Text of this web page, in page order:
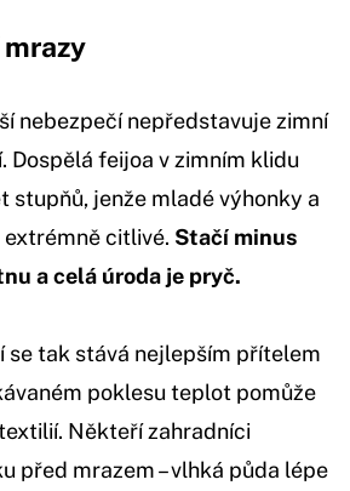
nebezpečí nepředstavuje zimní
Dospělá feijoa v zimním klidu
stupňů, jenže mladé výhonky a
citlivé. Stačí minus
a celá úroda je pryč.
se tak stává nejlepším přítelem
poklesu teplot pomůže
Někteří zahradníci
před mrazem – vlhká půda lépe